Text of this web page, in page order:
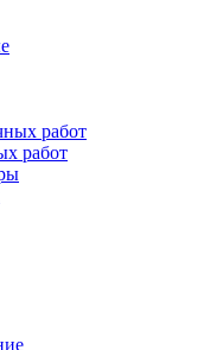
работ